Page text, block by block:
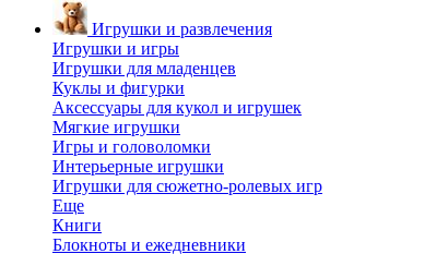
Игрушки и развлечения
Игрушки и игры
Игрушки для младенцев
Куклы и фигурки
Аксессуары для кукол и игрушек
Мягкие игрушки
Игры и головоломки
Интерьерные игрушки
Игрушки для сюжетно-ролевых игр
Еще
Книги
Блокноты и ежедневники